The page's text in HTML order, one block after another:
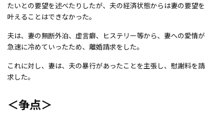
たいとの要望を述べたりしたが、夫の経済状態からは妻の要望を
叶えることはできなかった。
夫は、妻の無断外泊、虚言癖、ヒステリー等から、妻への愛情が
急速に冷めていったため、離婚請求をした。
これに対し、妻は、夫の暴行があったことを主張し、慰謝料を請
求した。
＜争点＞